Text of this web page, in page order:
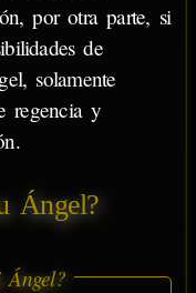
por otra parte, si
de
solamente
regencia y
Ángel?